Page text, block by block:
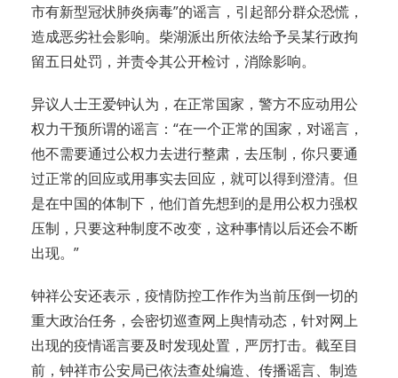
市有新型冠状肺炎病毒”的谣言，引起部分群众恐慌，
造成恶劣社会影响。柴湖派出所依法给予吴某行政拘
留五日处罚，并责令其公开检讨，消除影响。
异议人士王爱钟认为，在正常国家，警方不应动用公
权力干预所谓的谣言：“在一个正常的国家，对谣言，
他不需要通过公权力去进行整肃，去压制，你只要通
过正常的回应或用事实去回应，就可以得到澄清。但
是在中国的体制下，他们首先想到的是用公权力强权
压制，只要这种制度不改变，这种事情以后还会不断
出现。”
钟祥公安还表示，疫情防控工作作为当前压倒一切的
重大政治任务，会密切巡查网上舆情动态，针对网上
出现的疫情谣言要及时发现处置，严厉打击。截至目
前，钟祥市公安局已依法查处编造、传播谣言、制造